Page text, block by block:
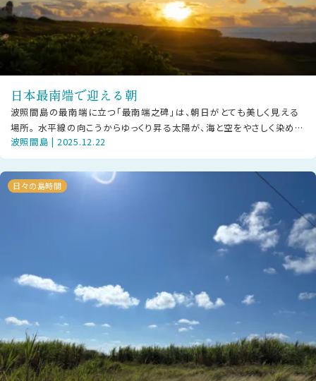
日本最南端で迎える朝
波照間島の最南端に立つ「最南端之碑」は、朝日がとても美しく見える
場所。 水平線の向こうからゆっくり昇る太陽が、海と空をやさしく染めて
いきます。 静かな時間のなか
波照間島 | 2025.12.22
日々の島時間